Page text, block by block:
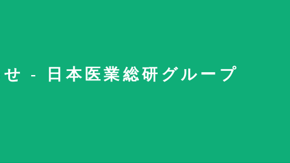
せ - 日本医業総研グループ